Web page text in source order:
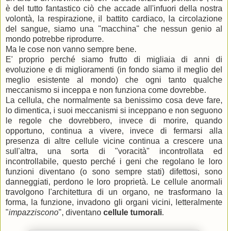
è del tutto fantastico ciò che accade all'infuori della nostra
volontà, la respirazione, il battito cardiaco, la circolazione
del sangue, siamo una "macchina" che nessun genio al
mondo potrebbe riprodurre.
Ma le cose non vanno sempre bene.
E' proprio perché siamo frutto di migliaia di anni di
evoluzione e di miglioramenti (in fondo siamo il meglio del
meglio esistente al mondo) che ogni tanto qualche
meccanismo si inceppa e non funziona come dovrebbe.
La cellula, che normalmente sa benissimo cosa deve fare,
lo dimentica, i suoi meccanismi si inceppano e non seguono
le regole che dovrebbero, invece di morire, quando
opportuno, continua a vivere, invece di fermarsi alla
presenza di altre cellule vicine continua a crescere una
sull'altra, una sorta di "voracità" incontrollata ed
incontrollabile, questo perché i geni che regolano le loro
funzioni diventano (o sono sempre stati) difettosi, sono
danneggiati, perdono le loro proprietà. Le cellule anormali
travolgono l'architettura di un organo, ne trasformano la
forma, la funzione, invadono gli organi vicini, letteralmente
"impazziscono", diventano cellule tumorali.